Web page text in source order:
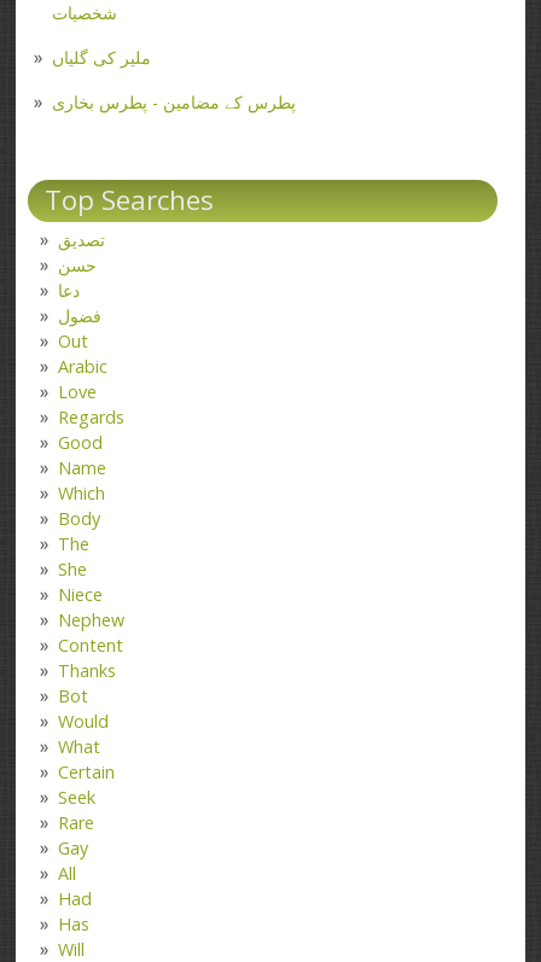
شخصیات
ملیر کی گلیاں
پطرس کے مضامین - پطرس بخاری
Top Searches
تصدیق
حسن
دعا
فضول
Out
Arabic
Love
Regards
Good
Name
Which
Body
The
She
Niece
Nephew
Content
Thanks
Bot
Would
What
Certain
Seek
Rare
Gay
All
Had
Has
Will